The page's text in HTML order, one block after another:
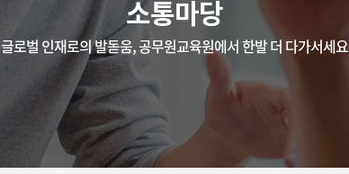
소통마당
글로벌 인재로의 발돋움, 공무원교육원에서 한발 더 다가서세요